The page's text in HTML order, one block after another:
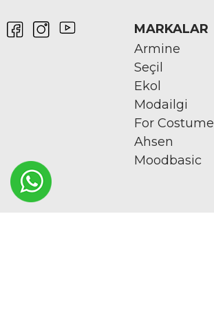
MARKALAR
Armine
Seçil
Ekol
Modailgi
For Costume
Ahsen
Moodbasic